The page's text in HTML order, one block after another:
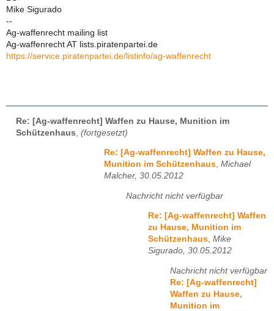
Mike Sigurado
--
Ag-waffenrecht mailing list
Ag-waffenrecht AT lists.piratenpartei.de
https://service.piratenpartei.de/listinfo/ag-waffenrecht
Re: [Ag-waffenrecht] Waffen zu Hause, Munition im
Schützenhaus (fortgesetzt)
Re: [Ag-waffenrecht] Waffen zu Hause,
Munition im Schützenhaus, Michael
Malcher, 30.05.2012
Nachricht nicht verfügbar
Re: [Ag-waffenrecht] Waffen
zu Hause, Munition im
Schützenhaus, Mike
Sigurado, 30.05.2012
Nachricht nicht verfügbar
Re: [Ag-waffenrecht]
Waffen zu Hause,
Munition im